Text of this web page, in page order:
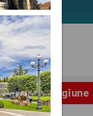
Stagiune